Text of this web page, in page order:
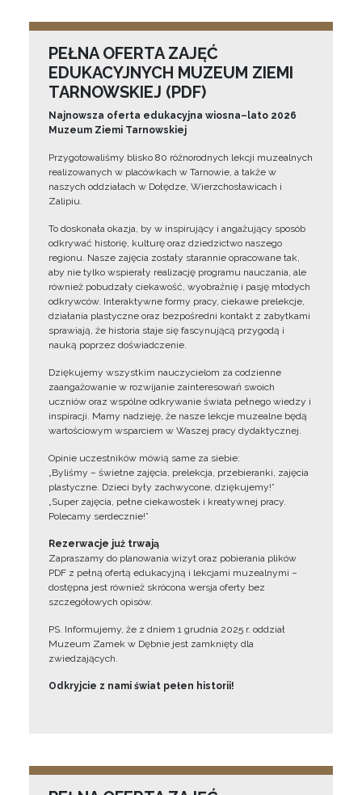
PEŁNA OFERTA ZAJĘĆ
EDUKACYJNYCH MUZEUM ZIEMI
TARNOWSKIEJ (PDF)
Najnowsza oferta edukacyjna wiosna–lato 2026
Muzeum Ziemi Tarnowskiej
Przygotowaliśmy blisko 80 różnorodnych lekcji muzealnych
realizowanych w placówkach w Tarnowie, a także w
naszych oddziałach w Dołędze, Wierzchosławicach i
Zalipiu.
To doskonała okazja, by w inspirujący i angażujący sposób
odkrywać historię, kulturę oraz dziedzictwo naszego
regionu. Nasze zajęcia zostały starannie opracowane tak,
aby nie tylko wspierały realizację programu nauczania, ale
również pobudzały ciekawość, wyobraźnię i pasję młodych
odkrywców. Interaktywne formy pracy, ciekawe prelekcje,
działania plastyczne oraz bezpośredni kontakt z zabytkami
sprawiają, że historia staje się fascynującą przygodą i
nauką poprzez doświadczenie.
Dziękujemy wszystkim nauczycielom za codzienne
zaangażowanie w rozwijanie zainteresowań swoich
uczniów oraz wspólne odkrywanie świata pełnego wiedzy i
inspiracji. Mamy nadzieję, że nasze lekcje muzealne będą
wartościowym wsparciem w Waszej pracy dydaktycznej.
Opinie uczestników mówią same za siebie:
„Byliśmy – świetne zajęcia, prelekcja, przebieranki, zajęcia
plastyczne. Dzieci były zachwycone, dziękujemy!”
„Super zajęcia, pełne ciekawostek i kreatywnej pracy.
Polecamy serdecznie!”
Rezerwacje już trwają
Zapraszamy do planowania wizyt oraz pobierania plików
PDF z pełną ofertą edukacyjną i lekcjami muzealnymi –
dostępna jest również skrócona wersja oferty bez
szczegółowych opisów.
PS. Informujemy, że z dniem 1 grudnia 2025 r. oddział
Muzeum Zamek w Dębnie jest zamknięty dla
zwiedzających.
Odkryjcie z nami świat pełen historii!